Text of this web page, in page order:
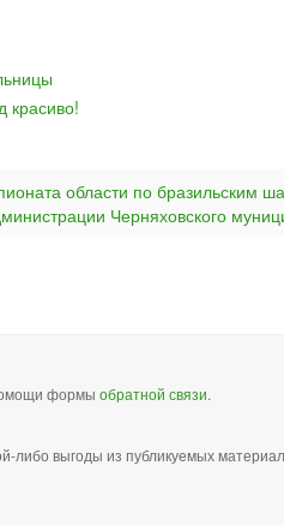
красиво!
области по бразильским
Черняховского
формы обратной связи.
либо выгоды из публикуемых